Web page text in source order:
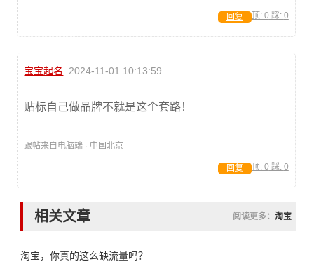
顶: 0 踩: 0
回复
宝宝起名 2024-11-01 10:13:59
贴标自己做品牌不就是这个套路！
跟帖来自电脑端 · 中国北京
顶: 0 踩: 0
回复
相关文章 阅读更多： 淘宝
淘宝，你真的这么缺流量吗？